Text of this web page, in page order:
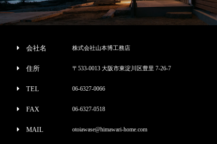
会社名 株式会社山本博工務店
住所 〒533-0013 大阪市東淀川区豊里 7-26-7
TEL 06-6327-0066
FAX 06-6327-0518
MAIL otoiawase@himawari-home.com